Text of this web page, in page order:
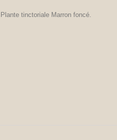
Plante tinctoriale Marron foncé.